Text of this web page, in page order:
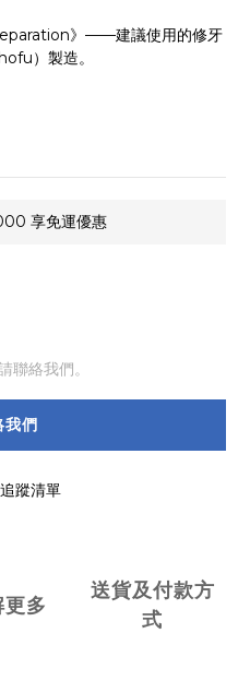
》——建議使用的修牙
）製造。
享免運優惠
聯絡我們。
我們
蹤清單
更多
送貨及付款方
式